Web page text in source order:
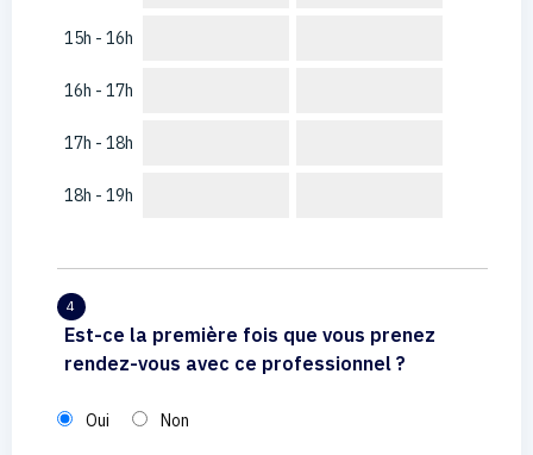
15h - 16h
16h - 17h
17h - 18h
18h - 19h
4
Est-ce la première fois que vous prenez
rendez-vous avec ce professionnel ?
Oui Non